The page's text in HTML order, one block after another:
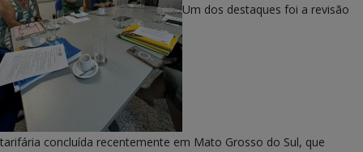
Um dos destaques foi a revisão
tarifária concluída recentemente em Mato Grosso do Sul, que